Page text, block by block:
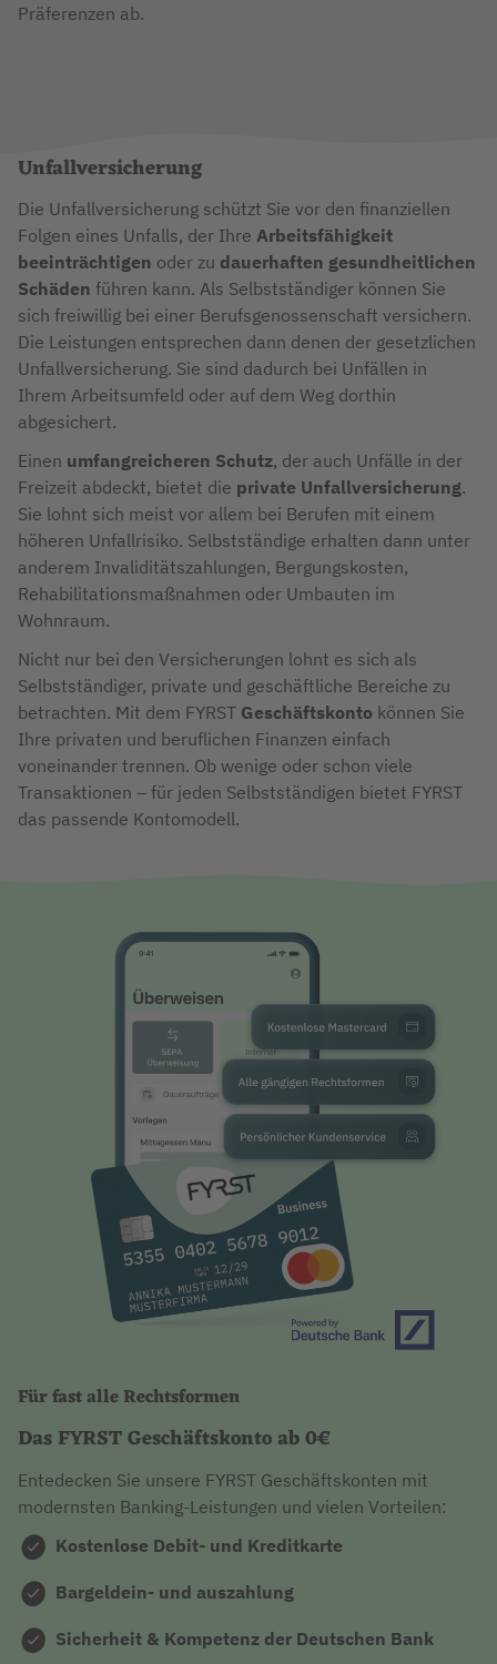
Präferenzen ab.
Unfallversicherung
Die Unfallversicherung schützt Sie vor den finanziellen
Folgen eines Unfalls, der Ihre Arbeitsfähigkeit
beeinträchtigen oder zu dauerhaften gesundheitlichen
Schäden führen kann. Als Selbstständiger können Sie
sich freiwillig bei einer Berufsgenossenschaft versichern.
Die Leistungen entsprechen dann denen der gesetzlichen
Unfallversicherung. Sie sind dadurch bei Unfällen in
Ihrem Arbeitsumfeld oder auf dem Weg dorthin
abgesichert.
Einen umfangreicheren Schutz, der auch Unfälle in der
Freizeit abdeckt, bietet die private Unfallversicherung.
Sie lohnt sich meist vor allem bei Berufen mit einem
höheren Unfallrisiko. Selbstständige erhalten dann unter
anderem Invaliditätszahlungen, Bergungskosten,
Rehabilitationsmaßnahmen oder Umbauten im
Wohnraum.
Nicht nur bei den Versicherungen lohnt es sich als
Selbstständiger, private und geschäftliche Bereiche zu
betrachten. Mit dem FYRST Geschäftskonto können Sie
Ihre privaten und beruflichen Finanzen einfach
voneinander trennen. Ob wenige oder schon viele
Transaktionen – für jeden Selbstständigen bietet FYRST
das passende Kontomodell.
Für fast alle Rechtsformen
Das FYRST Geschäftskonto ab 0€
Entedecken Sie unsere FYRST Geschäftskonten mit
modernsten Banking-Leistungen und vielen Vorteilen:
Kostenlose Debit- und Kreditkarte
Bargeldein- und auszahlung
Sicherheit & Kompetenz der Deutschen Bank